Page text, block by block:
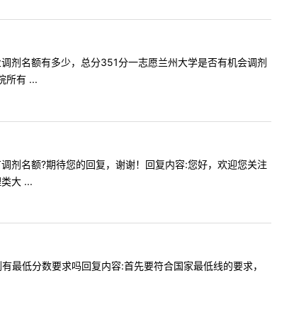
名额有多少，总分351分一志愿兰州大学是否有机会调剂
所有 ...
名额?期待您的回复，谢谢！回复内容:您好，欢迎您关注
大 ...
低分数要求吗回复内容:首先要符合国家最低线的要求，